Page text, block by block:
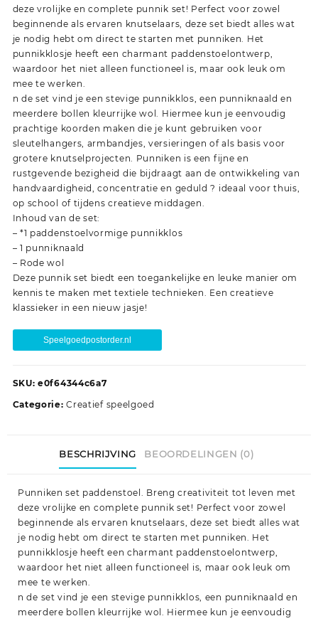
deze vrolijke en complete punnik set! Perfect voor zowel
beginnende als ervaren knutselaars, deze set biedt alles wat
je nodig hebt om direct te starten met punniken. Het
punnikklosje heeft een charmant paddenstoelontwerp,
waardoor het niet alleen functioneel is, maar ook leuk om
mee te werken.
n de set vind je een stevige punnikklos, een punniknaald en
meerdere bollen kleurrijke wol. Hiermee kun je eenvoudig
prachtige koorden maken die je kunt gebruiken voor
sleutelhangers, armbandjes, versieringen of als basis voor
grotere knutselprojecten. Punniken is een fijne en
rustgevende bezigheid die bijdraagt aan de ontwikkeling van
handvaardigheid, concentratie en geduld ? ideaal voor thuis,
op school of tijdens creatieve middagen.
Inhoud van de set:
– *1 paddenstoelvormige punnikklos
– 1 punniknaald
– Rode wol
Deze punnik set biedt een toegankelijke en leuke manier om
kennis te maken met textiele technieken. Een creatieve
klassieker in een nieuw jasje!
Speelgoedpostorder.nl
SKU: e0f64344c6a7
Categorie:Creatief speelgoed
BESCHRIJVING BEOORDELINGEN (0)
Punniken set paddenstoel. Breng creativiteit tot leven met
deze vrolijke en complete punnik set! Perfect voor zowel
beginnende als ervaren knutselaars, deze set biedt alles wat
je nodig hebt om direct te starten met punniken. Het
punnikklosje heeft een charmant paddenstoelontwerp,
waardoor het niet alleen functioneel is, maar ook leuk om
mee te werken.
n de set vind je een stevige punnikklos, een punniknaald en
meerdere bollen kleurrijke wol. Hiermee kun je eenvoudig